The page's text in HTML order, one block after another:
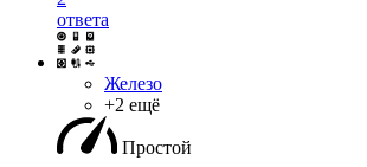
ответа
Железо
+2 ещё
Простой